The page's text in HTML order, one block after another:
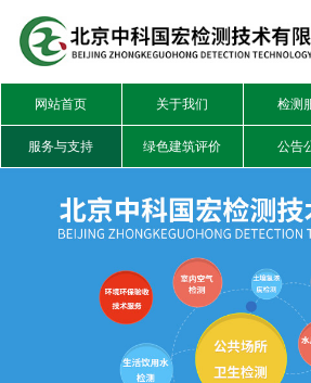
网站首页 关于我们 检测
服务与支持 绿色建筑评价 公告